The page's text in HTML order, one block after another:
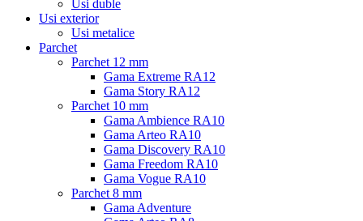
Usi duble
Usi exterior
Usi metalice
Parchet
Parchet 12 mm
Gama Extreme RA12
Gama Story RA12
Parchet 10 mm
Gama Ambience RA10
Gama Arteo RA10
Gama Discovery RA10
Gama Freedom RA10
Gama Vogue RA10
Parchet 8 mm
Gama Adventure